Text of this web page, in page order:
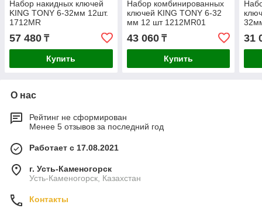
Набор накидных ключей
KING TONY 6-32мм 12шт.
1712MR
57 480 ₸
Купить
Набор комбинированных
ключей KING TONY 6-32
мм 12 шт 1212MR01
43 060₸
Купить
31
О нас
Рейтинг не сформирован
Менее 5 отзывов за последний год
Работает с 17.08.2021
г. Усть-Каменогорск
Усть-Каменогорск, Казахстан
Контакты